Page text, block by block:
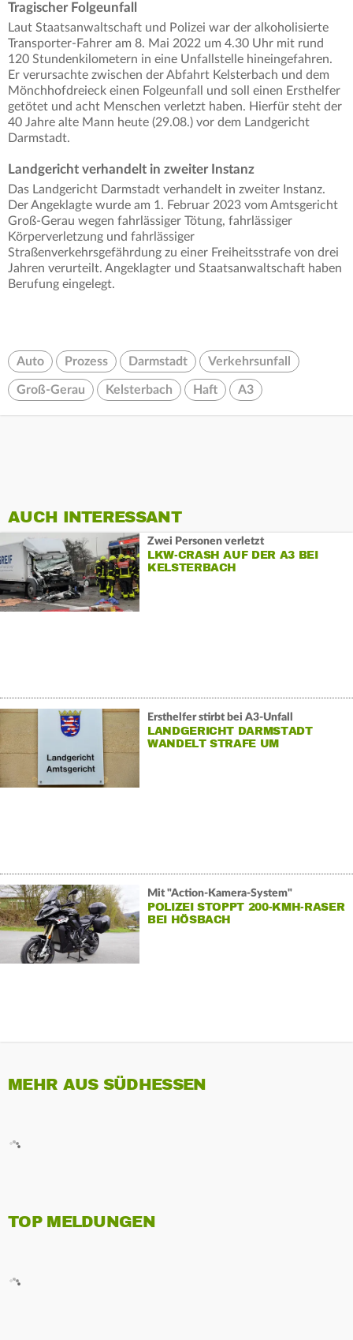
Tragischer Folgeunfall
Laut Staatsanwaltschaft und Polizei war der alkoholisierte
Transporter-Fahrer am 8. Mai 2022 um 4.30 Uhr mit rund
120 Stundenkilometern in eine Unfallstelle hineingefahren.
Er verursachte zwischen der Abfahrt Kelsterbach und dem
Mönchhofdreieck einen Folgeunfall und soll einen Ersthelfer
getötet und acht Menschen verletzt haben. Hierfür steht der
40 Jahre alte Mann heute (29.08.) vor dem Landgericht
Darmstadt.
Landgericht verhandelt in zweiter Instanz
Das Landgericht Darmstadt verhandelt in zweiter Instanz.
Der Angeklagte wurde am 1. Februar 2023 vom Amtsgericht
Groß-Gerau wegen fahrlässiger Tötung, fahrlässiger
Körperverletzung und fahrlässiger
Straßenverkehrsgefährdung zu einer Freiheitsstrafe von drei
Jahren verurteilt. Angeklagter und Staatsanwaltschaft haben
Berufung eingelegt.
Auto Prozess Darmstadt Verkehrsunfall
Groß-Gerau Kelsterbach Haft A3
AUCH INTERESSANT
Zwei Personen verletzt
LKW-CRASH AUF DER A3 BEI
KELSTERBACH
Ersthelfer stirbt bei A3-Unfall
LANDGERICHT DARMSTADT
WANDELT STRAFE UM
Mit "Action-Kamera-System"
POLIZEI STOPPT 200-KMH-RASER
BEI HÖSBACH
MEHR AUS SÜDHESSEN
TOP MELDUNGEN